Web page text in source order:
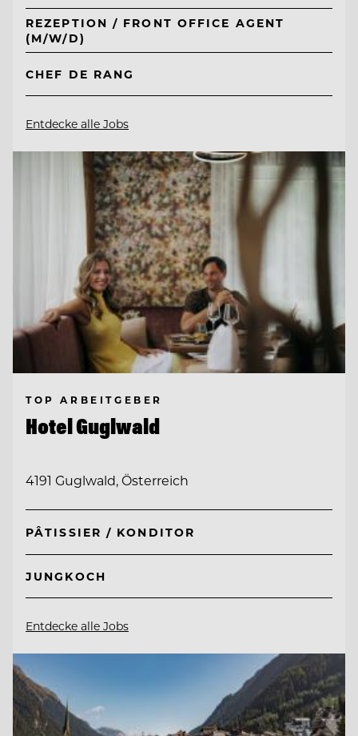
REZEPTION / FRONT OFFICE AGENT
(M/W/D)
CHEF DE RANG
Entdecke alle Jobs
TOP ARBEITGEBER
Hotel Guglwald
4191 Guglwald, Österreich
PÂTISSIER / KONDITOR
JUNGKOCH
Entdecke alle Jobs